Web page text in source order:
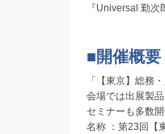
『Universal 勤次
■開催概要
「【東京】総務
会場では出展製
セミナーも多数開
名称 ：第23回【